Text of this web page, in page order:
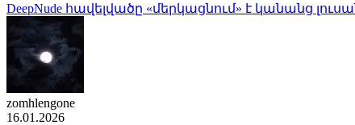
DeepNude հավելվածը «մերկացնում» է կանանց
zomhlengone
16.01.2026